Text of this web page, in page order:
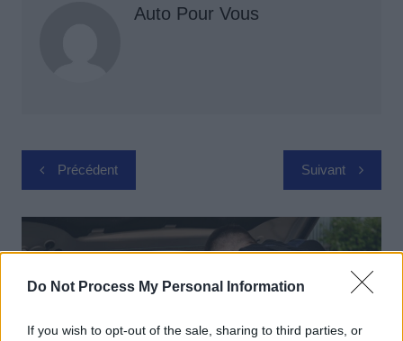
Do Not Process My Personal Information
If you wish to opt-out of the sale, sharing to third parties, or
Auto Pour Vous
Navigation
de
l’article
Précédent Suivant